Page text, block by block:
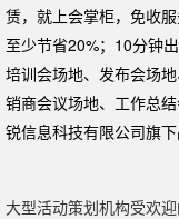
赁，就上会掌柜，免收
至少节省20%；10分钟
培训会场地、发布会场
销商会议场地、工作总
锐信息科技有限公司旗
大型活动策划机构受欢